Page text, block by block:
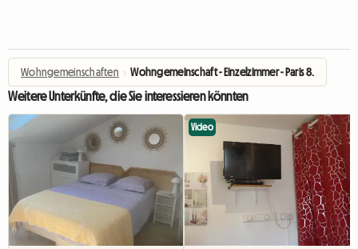
Wohngemeinschaften › Wohngemeinschaft - Einzelzimmer - Paris 8.
Weitere Unterkünfte, die Sie interessieren könnten
Video